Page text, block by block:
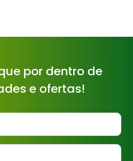
por dentro de
e ofertas!